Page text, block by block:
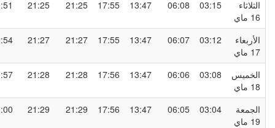
03:15
06:08
13:47
17:55
21:25
21:25
23:51
03:12
06:07
13:47
17:55
21:27
21:27
23:54
03:08
06:06
13:47
17:56
21:28
21:28
23:57
03:04
06:05
13:47
17:56
21:29
21:29
00:00